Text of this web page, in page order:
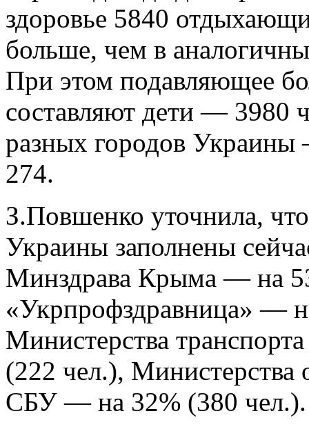
здоровье 5840
больше, чем в
При этом подавляющее
составляют дети — 3980
разных городов
274.
З.Повшенко уточнила,
Украины заполнены
Минздрава Крыма — на
«Укрпрофздравница» —
Министерства
(222 чел.),
СБУ — на 32% (380 чел.).